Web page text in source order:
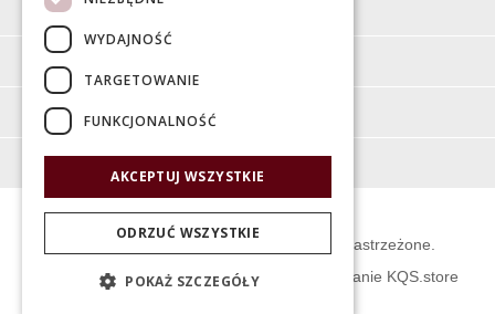
Moje konto
O firmie
© Świat Łazienek XXI w. Wszelkie prawa zastrzeżone.
Projekt graficzny KQSDesign: Oprogramowanie KQS.store
WYDAJNOŚĆ
TARGETOWANIE
FUNKCJONALNOŚĆ
AKCEPTUJ WSZYSTKIE
ODRZUĆ WSZYSTKIE
POKAŻ SZCZEGÓŁY